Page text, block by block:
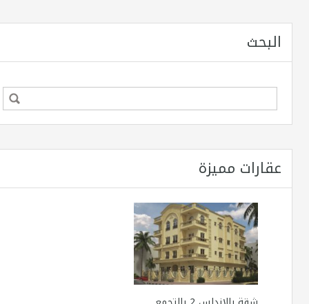
البحث
عقارات مميزة